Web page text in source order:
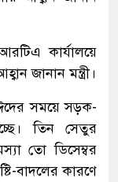
কার্যালয়ে
জানান মন্ত্রী।
সময়ে সড়ক-
তিন সেতুর
তো ডিসেম্বর
বাদলের কারণে